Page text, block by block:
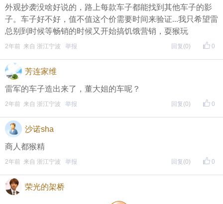
外观抄袭没啥好说的，路上每款车子都能找到其他车子的影
子。车子好不好，值不值这个价需要时间来验证...我只希望雷
总别到时候等畅销的时候又开始搞饥饿营销，耍猴玩
0
2年前 来自 浙江宁波 举报 回复 (0)
芳连家维
雷军的车子造出来了，董大姐的车呢？
0
2年前 来自 浙江宁波 举报 回复 (0)
沙诺sha
商人都猴精
0
2年前 来自 浙江宁波 举报 回复 (0)
荣光的架桥